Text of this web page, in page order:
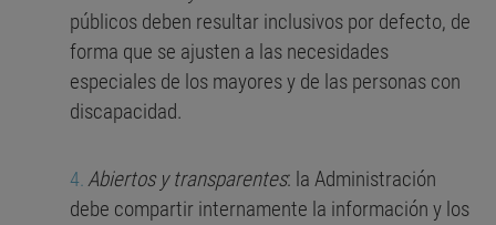
públicos deben resultar inclusivos por defecto, de
forma que se ajusten a las necesidades
especiales de los mayores y de las personas con
discapacidad.
Abiertos y transparentes: la Administración
debe compartir internamente la información y los